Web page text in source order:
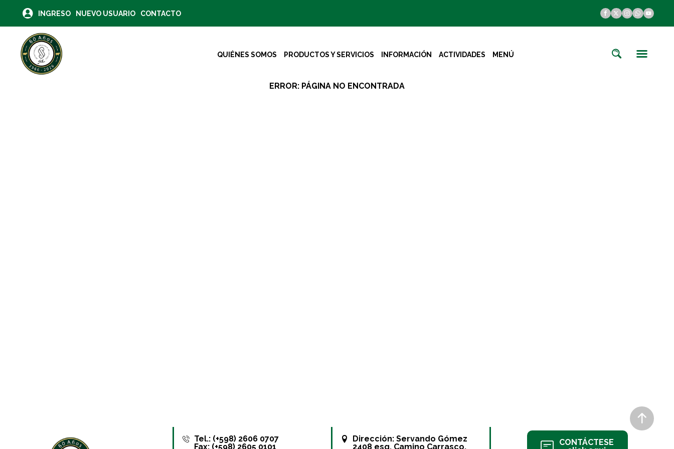
INGRESO NUEVO USUARIO CONTACTO
QUIÉNES SOMOS PRODUCTOS Y SERVICIOS INFORMACIÓN ACTIVIDADES MENÚ
ERROR: PÁGINA NO ENCONTRADA
Tel.: (+598) 2606 0707
Fax: (+598) 2605 0101
Dirección:Servando Gómez
2408 esq. Camino Carrasco.
CONTÁCTESE